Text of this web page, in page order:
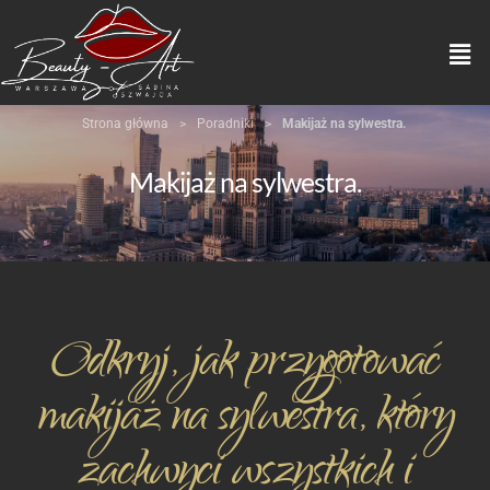
Strona główna > Poradniki > Makijaż na sylwestra.
Makijaż na sylwestra.
Odkryj, jak przygotować
makijaż na sylwestra, który